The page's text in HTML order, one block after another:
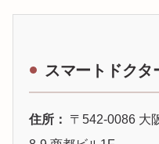
スマートドク
住所：
〒542-0086 大